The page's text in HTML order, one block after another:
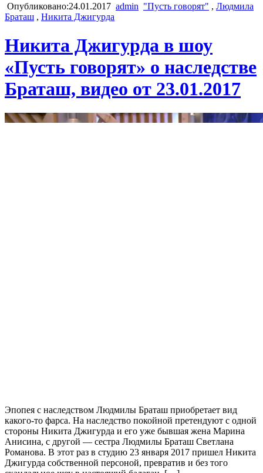
Опубликовано:24.01.2017 admin "Пусть говорят" , Людмила
Браташ , Никита Джигурда
Никита Джигурда в шоу
«Пусть говорят» о наследстве
Браташ, видео от 23.01.2017
Эпопея с наследством Людмилы Браташ приобретает вид
какого-то фарса. На наследство покойной претендуют с одной
стороны Никита Джигурда и его уже бывшая жена Марина
Анисина, с другой — сестра Людмилы Браташ Светлана
Романова. В этот раз в студию 23 января 2017 пришел Никита
Джигурда собственной персоной, превратив и без того